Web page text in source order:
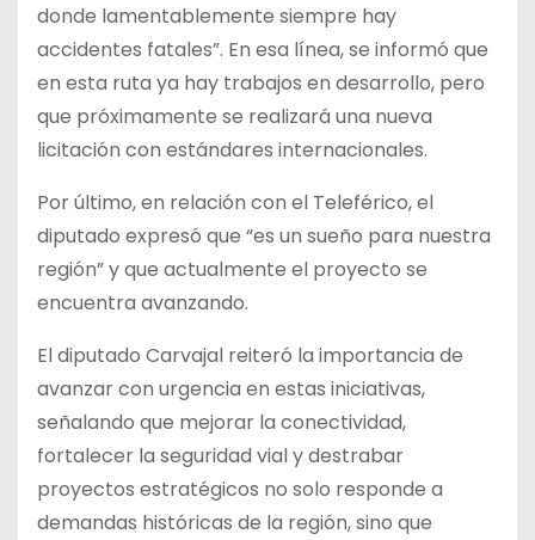
donde lamentablemente siempre hay
accidentes fatales”. En esa línea, se informó que
en esta ruta ya hay trabajos en desarrollo, pero
que próximamente se realizará una nueva
licitación con estándares internacionales.
Por último, en relación con el Teleférico, el
diputado expresó que “es un sueño para nuestra
región” y que actualmente el proyecto se
encuentra avanzando.
El diputado Carvajal reiteró la importancia de
avanzar con urgencia en estas iniciativas,
señalando que mejorar la conectividad,
fortalecer la seguridad vial y destrabar
proyectos estratégicos no solo responde a
demandas históricas de la región, sino que